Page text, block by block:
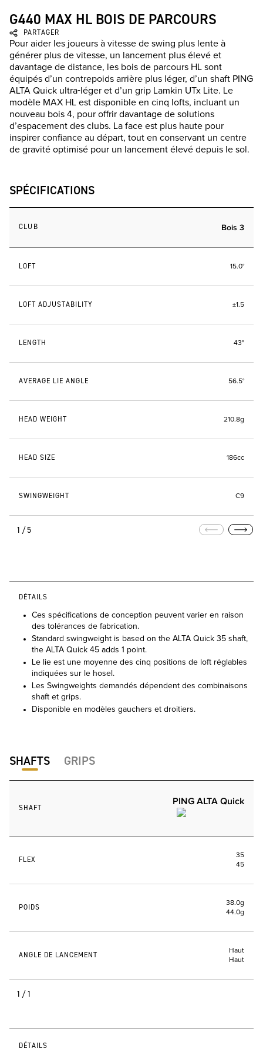
G440 MAX HL BOIS DE PARCOURS
PARTAGER
Pour aider les joueurs à vitesse de swing plus lente à
générer plus de vitesse, un lancement plus élevé et
davantage de distance, les bois de parcours HL sont
équipés d’un contrepoids arrière plus léger, d’un shaft PING
ALTA Quick ultra-léger et d’un grip Lamkin UTx Lite. Le
modèle MAX HL est disponible en cinq lofts, incluant un
nouveau bois 4, pour offrir davantage de solutions
d’espacement des clubs. La face est plus haute pour
inspirer confiance au départ, tout en conservant un centre
de gravité optimisé pour un lancement élevé depuis le sol.
SPÉCIFICATIONS
CLUB Bois 3
LOFT 15.0°
LOFT ADJUSTABILITY ±1.5
LENGTH 43"
AVERAGE LIE ANGLE 56.5°
HEAD WEIGHT 210.8g
HEAD SIZE 186cc
SWINGWEIGHT C9
1/5
DÉTAILS
Ces spécifications de conception peuvent varier en raison
des tolérances de fabrication.
Standard swingweight is based on the ALTA Quick 35 shaft,
the ALTA Quick 45 adds 1 point.
Le lie est une moyenne des cinq positions de loft réglables
indiquées sur le hosel.
Les Swingweights demandés dépendent des combinaisons
shaft et grips.
Disponible en modèles gauchers et droitiers.
SHAFTS GRIPS
SHAFT
PING ALTA Quick
FLEX
35
45
POIDS
38.0g
44.0g
ANGLE DE LANCEMENT
Haut
Haut
1/1
DÉTAILS